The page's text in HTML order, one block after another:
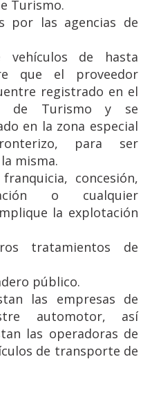
Turismo.
por las agencias de
vehículos de hasta
que el proveedor
registrado en el
de Turismo y se
en la zona especial
para ser
misma.
concesión,
o cualquier
la explotación
tratamientos de
público.
las empresas de
automotor, así
las operadoras de
de transporte de